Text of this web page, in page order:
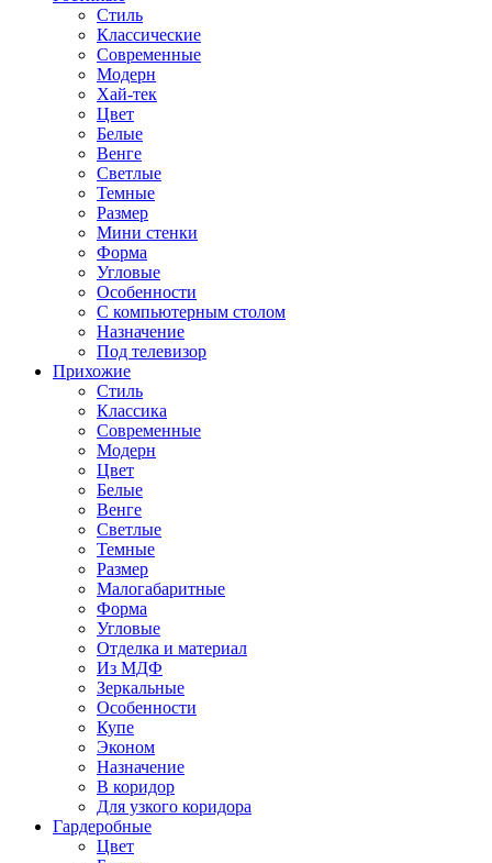
Стиль
Классические
Современные
Модерн
Хай-тек
Цвет
Белые
Венге
Светлые
Темные
Размер
Мини стенки
Форма
Угловые
Особенности
С компьютерным столом
Назначение
Под телевизор
Прихожие
Стиль
Классика
Современные
Модерн
Цвет
Белые
Венге
Светлые
Темные
Размер
Малогабаритные
Форма
Угловые
Отделка и материал
Из МДФ
Зеркальные
Особенности
Купе
Эконом
Назначение
В коридор
Для узкого коридора
Гардеробные
Цвет